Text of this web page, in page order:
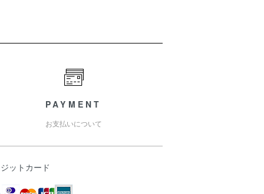
PAYMENT
お支払いについて
ットカード